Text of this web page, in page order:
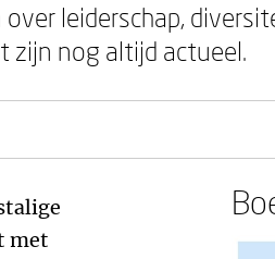
leiderschap,
zijn nog altijd actueel.
met